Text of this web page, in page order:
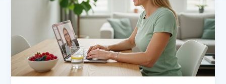
zdraví
pohodlí
domova